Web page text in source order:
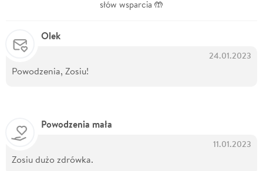
słów wsparcia 🤲
Olek
24.01.2023
Powodzenia, Zosiu!
Powodzenia mała
11.01.2023
Zosiu dużo zdrówka.